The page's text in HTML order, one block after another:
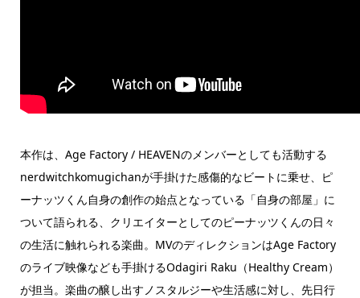
本作は、Age Factory / HEAVENのメンバーとしても活動する
nerdwitchkomugichanが手掛けた感傷的なビートに乗せ、ピ
ーナッツくん自身の創作の始点となっている「自身の部屋」に
ついて語られる、クリエイターとしてのピーナッツくんの日々
の生活に触れられる楽曲。MVのディレクションはAge Factory
のライブ映像なども手掛けるOdagiri Raku（Healthy Cream）
が担当。楽曲の醸し出すノスタルジーや生活感に対し、先日行